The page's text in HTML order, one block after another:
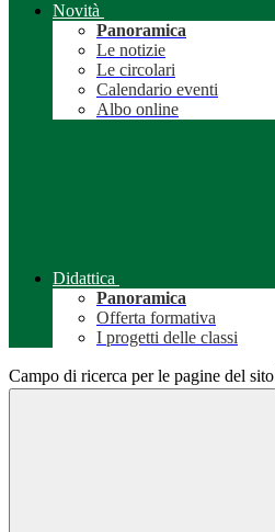
Novità
Panoramica
Le notizie
Le circolari
Calendario eventi
Albo online
Didattica
Panoramica
Offerta formativa
I progetti delle classi
Campo di ricerca per le pagine del sito